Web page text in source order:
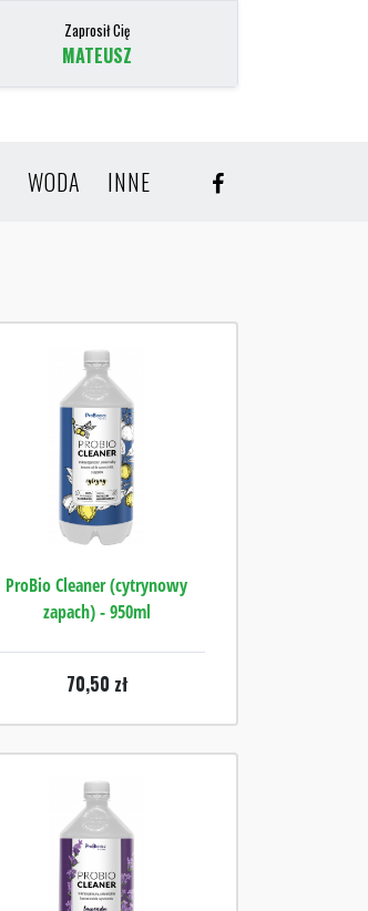
Zaprosił Cię
MATEUSZ
WODA INNE
ProBio Cleaner (cytrynowy
zapach) - 950ml
70,50 zł